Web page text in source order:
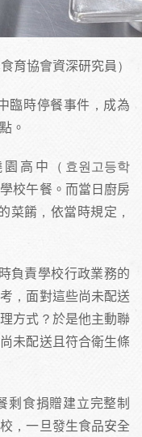
育協會資深研究員）
臨時停餐事件，成為
。
高中（효원고등학
校午餐。而當日廚房
菜餚，依當時規定，
負責學校行政業務的
，面對這些尚未配送
方式？於是他主動聯
未配送且符合衛生條
剩食捐贈建立完整制
，一旦發生食品安全